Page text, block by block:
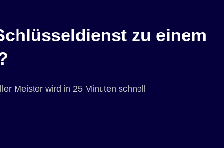
zu einem
Meister wird in 25 Minuten schnell